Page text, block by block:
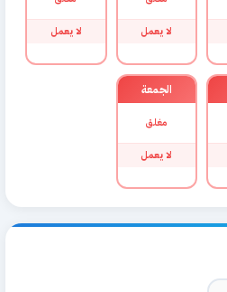
لا يعمل لا يعمل
الجمعة
مغلق
لا يعمل